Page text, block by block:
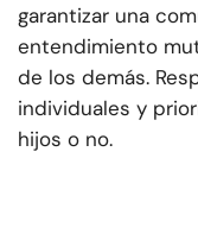
garantizar una
entendimiento
de los demás.
individuales y
hijos o no.